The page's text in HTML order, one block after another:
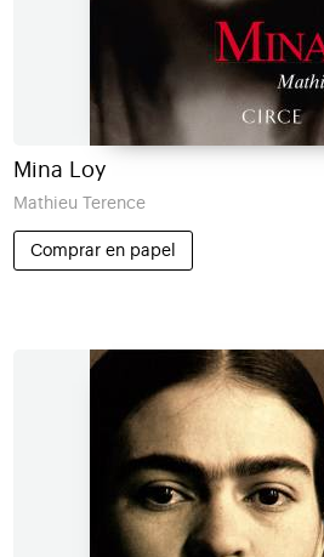
Mina Loy
Mathieu Terence
Comprar en papel